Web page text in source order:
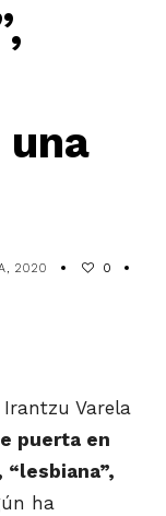
una
2020 0
Varela
puerta en
ha